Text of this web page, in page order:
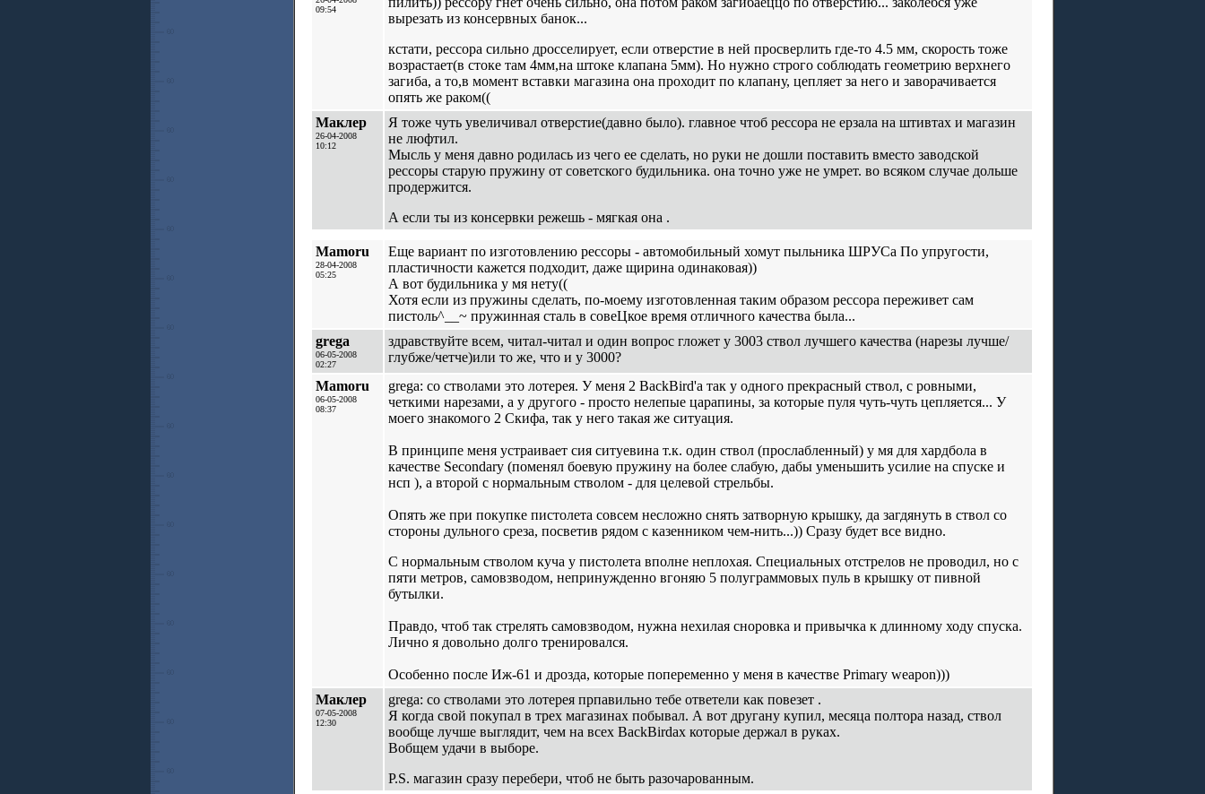
09:54
вырезать из консервных банок...
кстати, рессора сильно дросселирует, если отверстие в ней просверлить где-то 4.5 мм, скорость тоже
возрастает(в стоке там 4мм,на штоке клапана 5мм). Но нужно строго соблюдать геометрию верхнего
загиба, а то,в момент вставки магазина она проходит по клапану, цепляет за него и заворачивается
опять же раком((
Маклер
26-04-2008
10:12
Я тоже чуть увеличивал отверстие(давно было). главное чтоб рессора не ерзала на штивтах и магазин
не люфтил.
Мысль у меня давно родилась из чего ее сделать, но руки не дошли поставить вместо заводской
рессоры старую пружину от советского будильника. она точно уже не умрет. во всяком случае дольше
продержится.
А если ты из консервки режешь - мягкая она .
Mamoru
28-04-2008
05:25
Еще вариант по изготовлению рессоры - автомобильный хомут пыльника ШРУСа По упругости,
пластичности кажется подходит, даже щирина одинаковая))
А вот будильника у мя нету((
Хотя если из пружины сделать, по-моему изготовленная таким образом рессора переживет сам
пистоль^__~ пружинная сталь в совеЦкое время отличного качества была...
grega
06-05-2008
02:27
здравствуйте всем, читал-читал и один вопрос гложет у 3003 ствол лучшего качества (нарезы лучше/
глубже/четче)или то же, что и у 3000?
Mamoru
06-05-2008
08:37
grega: со стволами это лотерея. У меня 2 BackBird'a так у одного прекрасный ствол, с ровными,
четкими нарезами, а у другого - просто нелепые царапины, за которые пуля чуть-чуть цепляется... У
моего знакомого 2 Скифа, так у него такая же ситуация.
В принципе меня устраивает сия ситуевина т.к. один ствол (прослабленный) у мя для хардбола в
качестве Secondary (поменял боевую пружину на более слабую, дабы уменьшить усилие на спуске и
нсп ), а второй с нормальным стволом - для целевой стрельбы.
Опять же при покупке пистолета совсем несложно снять затворную крышку, да загдянуть в ствол со
стороны дульного среза, посветив рядом с казенником чем-нить...)) Сразу будет все видно.
С нормальным стволом куча у пистолета вполне неплохая. Специальных отстрелов не проводил, но с
пяти метров, самовзводом, непринужденно вгоняю 5 полуграммовых пуль в крышку от пивной
бутылки.
Правдо, чтоб так стрелять самовзводом, нужна нехилая сноровка и привычка к длинному ходу спуска.
Лично я довольно долго тренировался.
Особенно после Иж-61 и дрозда, которые попеременно у меня в качестве Primary weapon)))
Маклер
07-05-2008
12:30
grega: со стволами это лотерея прпавильно тебе ответели как повезет .
Я когда свой покупал в трех магазинах побывал. А вот другану купил, месяца полтора назад, ствол
вообще лучше выглядит, чем на всех BackBirdах которые держал в руках.
Вобщем удачи в выборе.
P.S. магазин сразу перебери, чтоб не быть разочарованным.